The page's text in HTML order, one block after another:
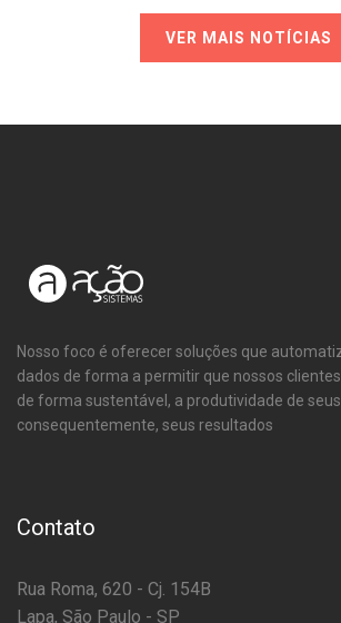
VER MAIS NOTÍCIAS
Nosso foco é oferecer soluções que
dados de forma a permitir que nossos clientes possam aumentar,
de forma sustentável, a produtividade de
consequentemente, seus resultados
Contato
Rua Roma, 620 - Cj. 154B
Lapa, São Paulo - SP